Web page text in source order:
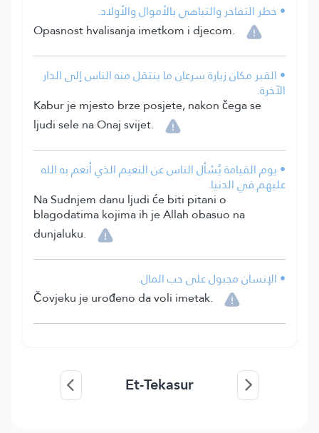
• خطر التفاخر والتباهي بالأموال والأولاد.
Opasnost hvalisanja imetkom i djecom.
• القبر مكان زيارة سرعان ما ينتقل منه الناس إلى الدار
الآخرة.
Kabur je mjesto brze posjete, nakon čega se
ljudi sele na Onaj svijet.
• يوم القيامة يُسْأل الناس عن النعيم الذي أنعم به الله
عليهم في الدنيا.
Na Sudnjem danu ljudi će biti pitani o
blagodatima kojima ih je Allah obasuo na
dunjaluku.
• الإنسان مجبول على حب المال.
Čovjeku je urođeno da voli imetak.
Et-Tekasur